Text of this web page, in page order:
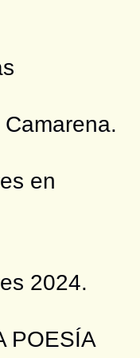
en
2024.
POESÍA